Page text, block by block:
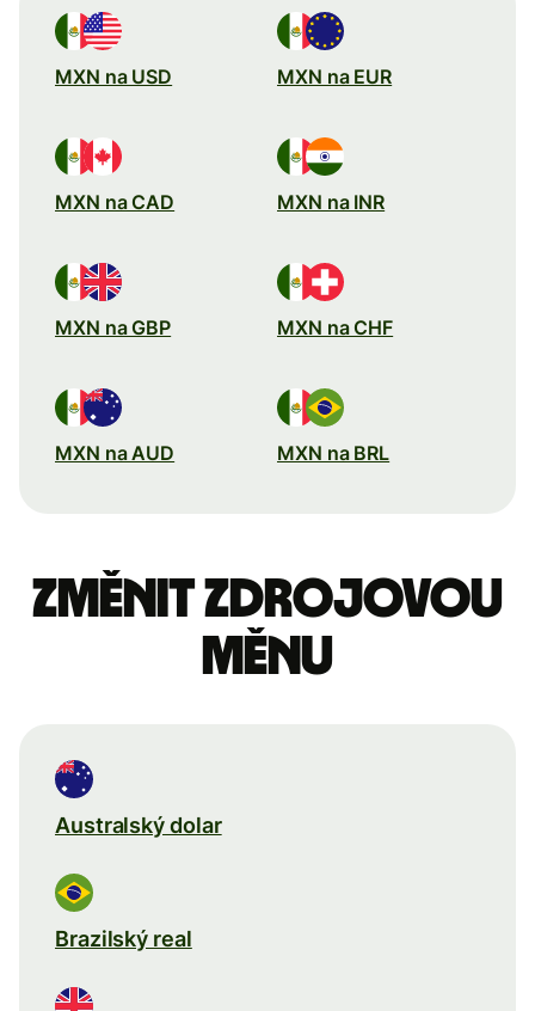
MXN na USD MXN na EUR
MXN na CAD MXN na INR
MXN na GBP MXN na CHF
MXN na AUD MXN na BRL
Změnit zdrojovou
měnu
Australský dolar
Brazilský real